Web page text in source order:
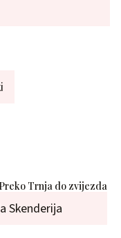
Trnja do zvijezda
Skenderija